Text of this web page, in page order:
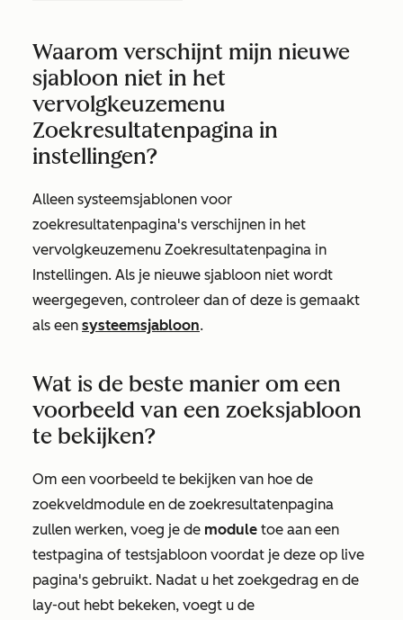
Waarom verschijnt mijn nieuwe
sjabloon niet in het
vervolgkeuzemenu
Zoekresultatenpagina in
instellingen?
Alleen systeemsjablonen voor
zoekresultatenpagina's verschijnen in het
vervolgkeuzemenu Zoekresultatenpagina in
Instellingen. Als je nieuwe sjabloon niet wordt
weergegeven, controleer dan of deze is gemaakt
als een systeemsjabloon.
Wat is de beste manier om een
voorbeeld van een zoeksjabloon
te bekijken?
Om een voorbeeld te bekijken van hoe de
zoekveldmodule en de zoekresultatenpagina
zullen werken, voeg je de module toe aan een
testpagina of testsjabloon voordat je deze op live
pagina's gebruikt. Nadat u het zoekgedrag en de
lay-out hebt bekeken, voegt u de